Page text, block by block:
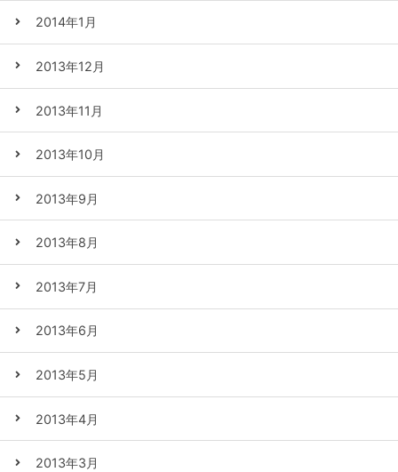
2014年1月
2013年12月
2013年11月
2013年10月
2013年9月
2013年8月
2013年7月
2013年6月
2013年5月
2013年4月
2013年3月